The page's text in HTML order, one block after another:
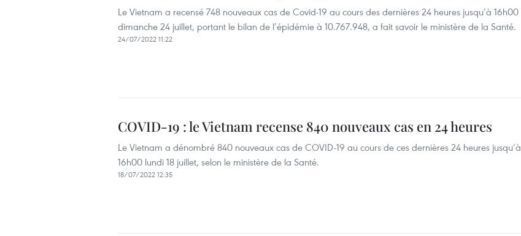
Le Vietnam a recensé 748 nouveaux cas de Covid-19 au cours des dernières 24 heures jusqu’à 16h00
dimanche 24 juillet, portant le bilan de l’épidémie à 10.767.948, a fait savoir le ministère de la Santé.
24/07/2022 11:22
COVID-19 : le Vietnam recense 840 nouveaux cas en 24 heures
Le Vietnam a dénombré 840 nouveaux cas de COVID-19 au cours de ces dernières 24 heures jusqu’à
16h00 lundi 18 juillet, selon le ministère de la Santé.
18/07/2022 12:35